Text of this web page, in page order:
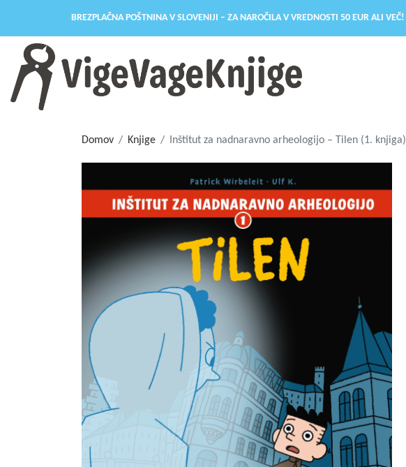
BREZPLAČNA POŠTNINA V SLOVENIJI – ZA NAROČILA V VREDNOSTI 50 EUR ALI VEČ!
Domov Knjige Inštitut za nadnaravno arheologijo – Tilen (1. knjiga)